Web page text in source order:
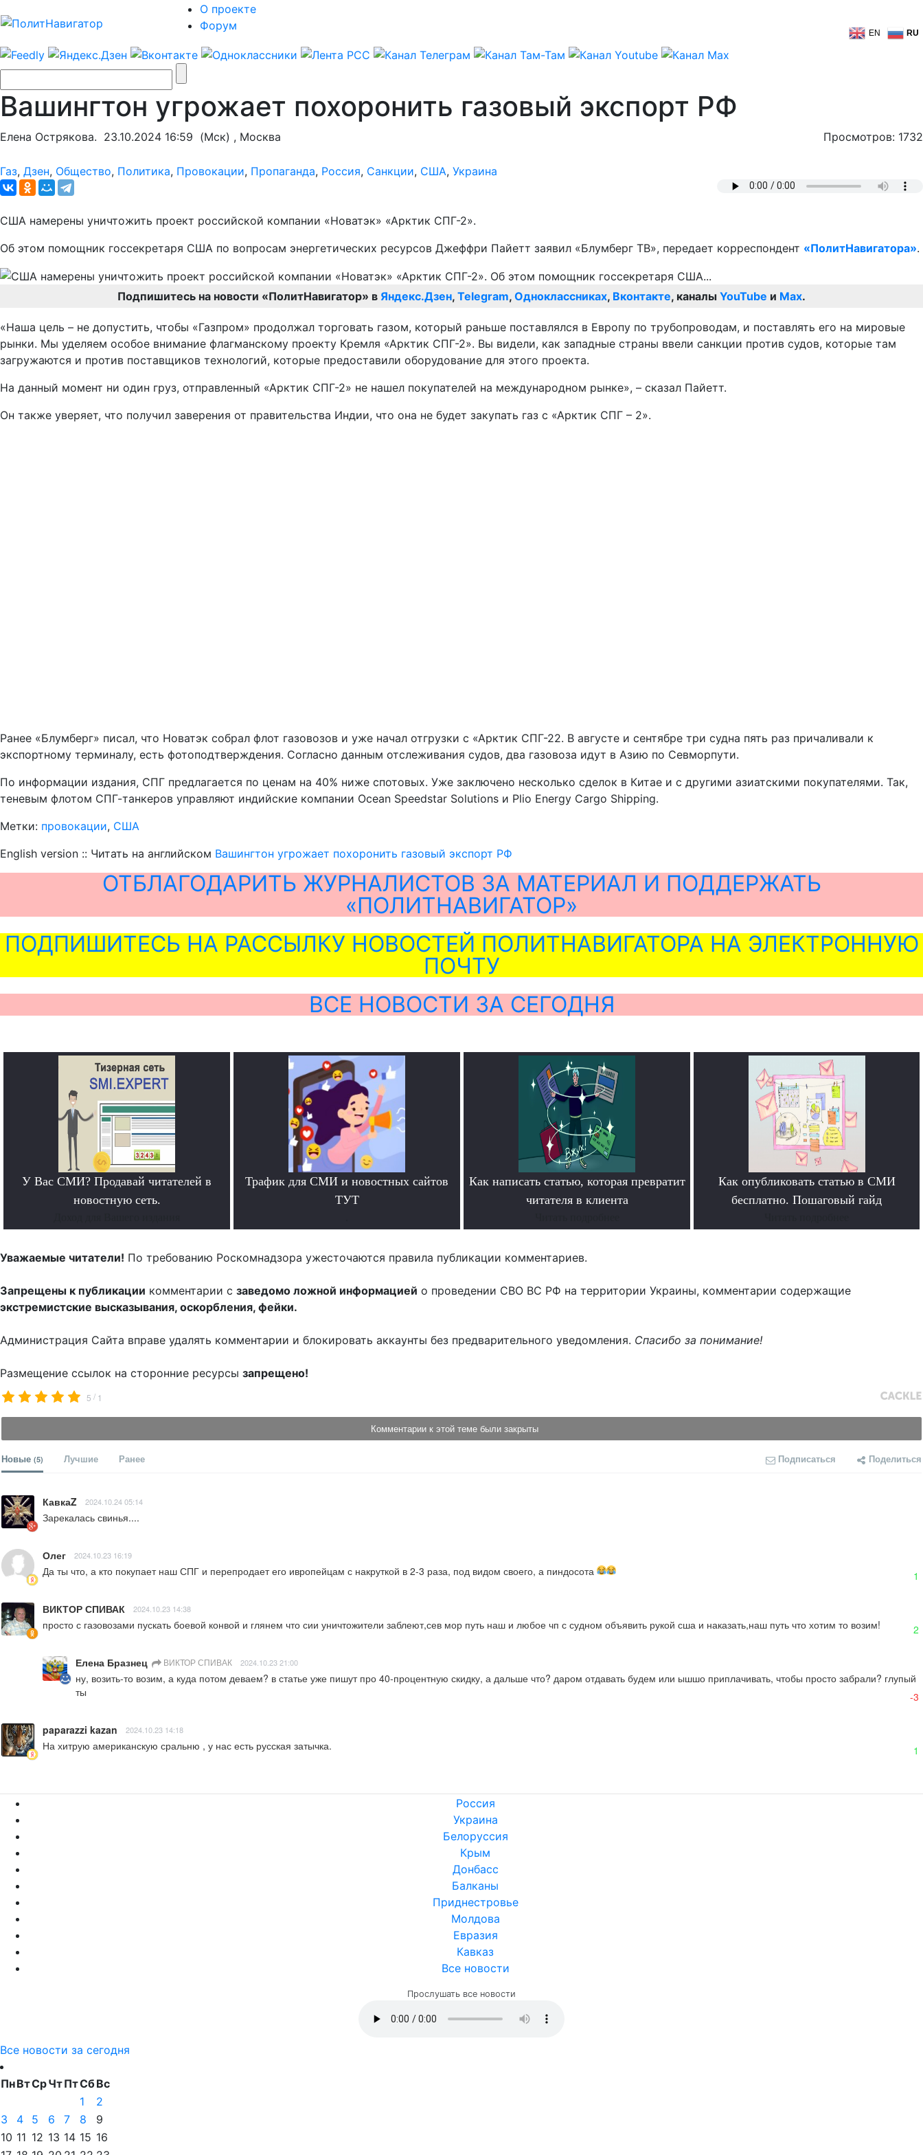
О проекте
Форум
EN RU
Вашингтон угрожает похоронить газовый экспорт РФ
Елена Острякова. 23.10.2024 16:59 (Мск) , Москва Просмотров: 1732
Газ, Дзен, Общество, Политика, Провокации, Пропаганда, Россия, Санкции, США, Украина
США намерены уничтожить проект российской компании «Новатэк» «Арктик СПГ-2».
Об этом помощник госсекретаря США по вопросам энергетических ресурсов Джеффри Пайетт заявил «Блумберг ТВ», передает корреспондент «ПолитНавигатора».
Подпишитесь на новости «ПолитНавигатор» в Яндекс.Дзен, Telegram, Одноклассниках, Вконтакте, каналы YouTube и Max.
«Наша цель – не допустить, чтобы «Газпром» продолжал торговать газом, который раньше поставлялся в Европу по трубопроводам, и поставлять его на мировые
рынки. Мы уделяем особое внимание флагманскому проекту Кремля «Арктик СПГ-2». Вы видели, как западные страны ввели санкции против судов, которые там
загружаются и против поставщиков технологий, которые предоставили оборудование для этого проекта.
На данный момент ни один груз, отправленный «Арктик СПГ-2» не нашел покупателей на международном рынке», – сказал Пайетт.
Он также уверяет, что получил заверения от правительства Индии, что она не будет закупать газ с «Арктик СПГ – 2».
Ранее «Блумберг» писал, что Новатэк собрал флот газовозов и уже начал отгрузки с «Арктик СПГ-22. В августе и сентябре три судна пять раз причаливали к
экспортному терминалу, есть фотоподтверждения. Согласно данным отслеживания судов, два газовоза идут в Азию по Севморпути.
По информации издания, СПГ предлагается по ценам на 40% ниже спотовых. Уже заключено несколько сделок в Китае и с другими азиатскими покупателями. Так,
теневым флотом СПГ-танкеров управляют индийские компании Ocean Speedstar Solutions и Plio Energy Cargo Shipping.
Метки: провокации, США
English version :: Читать на английском Вашингтон угрожает похоронить газовый экспорт РФ
ОТБЛАГОДАРИТЬ ЖУРНАЛИСТОВ ЗА МАТЕРИАЛ И ПОДДЕРЖАТЬ
«ПОЛИТНАВИГАТОР»
ПОДПИШИТЕСЬ НА РАССЫЛКУ НОВОСТЕЙ ПОЛИТНАВИГАТОРА НА ЭЛЕКТРОННУЮ
ПОЧТУ
ВСЕ НОВОСТИ ЗА СЕГОДНЯ
У Вас СМИ? Продавай читателей в
новостную сеть.
Трафик для СМИ и новостных сайтов
ТУТ
Как написать статью, которая превратит
читателя в клиента
Как опубликовать статью в СМИ
бесплатно. Пошаговый гайд
Уважаемые читатели! По требованию Роскомнадзора ужесточаются правила публикации комментариев.
Запрещены к публикации комментарии с заведомо ложной информацией о проведении СВО ВС РФ на территории Украины, комментарии содержащие
экстремистские высказывания, оскорбления, фейки.
Администрация Сайта вправе удалять комментарии и блокировать аккаунты без предварительного уведомления. Спасибо за понимание!
Размещение ссылок на сторонние ресурсы запрещено!
5 / 1
Комментарии к этой теме были закрыты
Новые (5) Лучшие Ранее Подписаться Поделиться
КавкаZ 2024.10.24 05:14
Зарекалась свинья....
Олег 2024.10.23 16:19
Да ты что, а кто покупает наш СПГ и перепродает его ивропейцам с накруткой в 2-3 раза, под видом своего, а пиндосота 1
ВИКТОР СПИВАК 2024.10.23 14:38
просто с газовозами пускать боевой конвой и глянем что сии уничтожители заблеют,сев мор путь наш и любое чп с судном объявить рукой сша и наказать,наш путь что хотим то возим! 2
Елена Бразнец ВИКТОР СПИВАК 2024.10.23 21:00
ну, возить-то возим, а куда потом деваем? в статье уже пишут про 40-процентную скидку, а дальше что? даром отдавать будем или ышшо приплачивать, чтобы просто забрали? глупый
ты
-3
paparazzi kazan 2024.10.23 14:18
На хитрую американскую сральню , у нас есть русская затычка. 1
Россия
Украина
Белоруссия
Крым
Донбасс
Балканы
Приднестровье
Молдова
Евразия
Кавказ
Все новости
Прослушать все новости
Все новости за сегодня
ПнВтСрЧтПтСбВс
1
2
3
4 5 6 7 8
9
10 11 12 13 14 15 16